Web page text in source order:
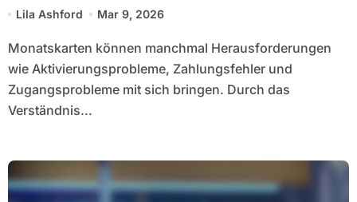
Lila Ashford Mar 9, 2026
Monatskarten können manchmal Herausforderungen
wie Aktivierungsprobleme, Zahlungsfehler und
Zugangsprobleme mit sich bringen. Durch das
Verständnis...